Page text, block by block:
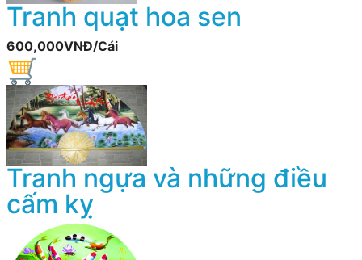
Tranh quạt hoa sen
600,000VNĐ/Cái
Tranh ngựa và những điều
cấm kỵ